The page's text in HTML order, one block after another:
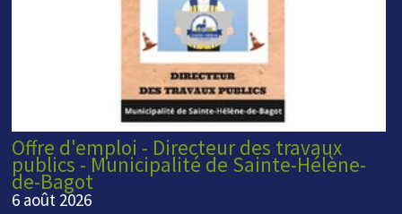
Offre d'emploi - Directeur des travaux
publics - Municipalité de Sainte-Hélène-
de-Bagot
6 août 2026